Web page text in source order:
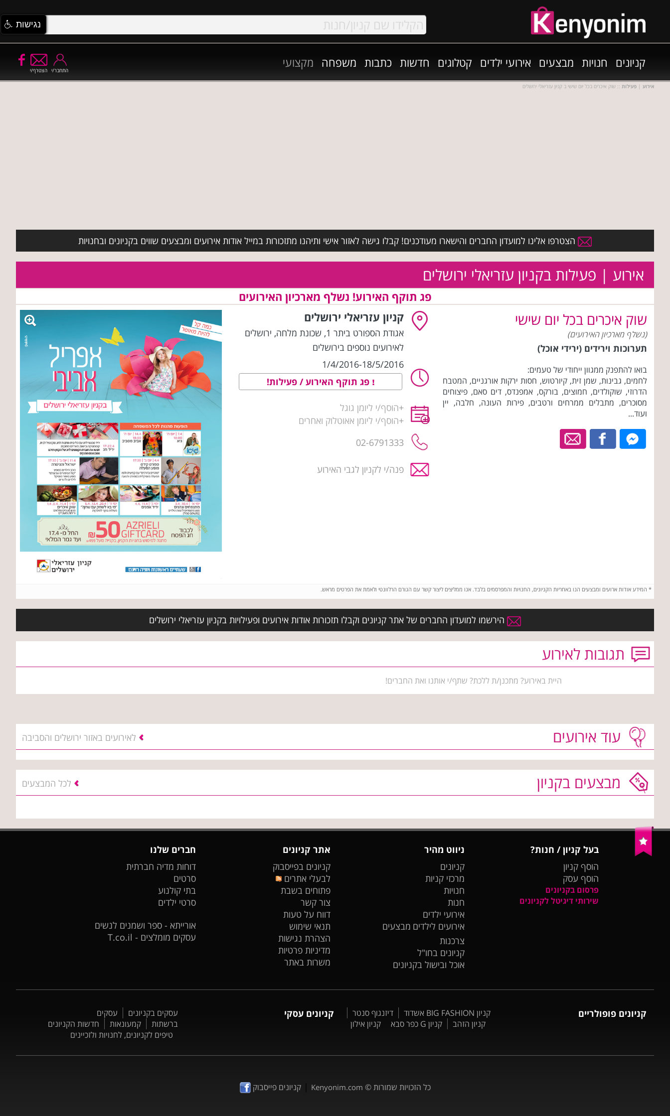
קניונים חנויות מבצעים אירועי ילדים קטלוגים חדשות כתבות משפחה מקצועי
הצטרף/י התחבר/י
אירוע | פעילות :: שוק איכרים בכל יום שישי ב קניון עזריאלי ירושלים
הצטרפו אלינו למועדון החברים והישארו מעודכנים! קבלו גישה לאזור אישי ותיהנו מתזכורות במייל אודות אירועים ומבצעים שווים בקניונים ובחנויות
אירוע | פעילות בקניון עזריאלי ירושלים
פג תוקף האירוע! נשלף מארכיון האירועים
שוק איכרים בכל יום שישי
(נשלף מארכיון האירועים)
תערוכות וירידים (ירידי אוכל)
בואו להתפנק ממגוון ייחודי של טעמים:
לחמים, גבינות, שמן זית, קיורטוש, חסות ירקות אורגניים, המטבח
הדרוזי, שוקולדים, חמוצים, בורקס, אמפנדס, דים סאם, פיצוחים
מסוכרים, מתבלים ממרחים ורטבים, פירות העונה, חלבה, יין
ועוד...
קניון עזריאלי ירושלים
אגודת הספורט ביתר 1, שכונת מלחה , ירושלים
לאירועים נוספים בירושלים
1/4/2016-18/5/2016
פג תוקף האירוע / פעילות!
+הוסף/י ליומן גוגל
+הוסף/י ליומן אאוטלוק ואחרים
02-6791333
פנה/י לקניון לגבי האירוע
* המידע אודות ארועים ומבצעים הנו באחריות הקניונים, החנויות והמפרסמים בלבד. אנו ממליצים ליצור קשר עם הגורם הרלוונטי ולאמת את הפרטים מראש.
הירשמו למועדון החברים של אתר קניונים וקבלו תזכורות אודות אירועים ופעילויות בקניון עזריאלי ירושלים
תגובות לאירוע
היית באירוע? מתכנן/ת ללכת? שתף/י אותנו ואת החברים!
עוד אירועים לאירועים באזור ירושלים והסביבה
מבצעים בקניון לכל המבצעים
בעל קניון / חנות?
הוסף קניון
הוסף עסק
פרסום בקניונים
שירותי דיגיטל לקניונים
ניווט מהיר
קניונים
מרכזי קניות
חנויות
חנות
אירועי ילדים
אירועים לילדים מבצעים
צרכנות
קניונים בחו"ל
אוכל ובישול בקניונים
אתר קניונים
קניונים בפייסבוק
לבעלי אתרים
פתוחים בשבת
צור קשר
דווח על טעות
תנאי שימוש
הצהרת נגישות
מדיניות פרטיות
משרות באתר
חברים שלנו
דוחות מדיה חברתית
סרטים
בתי קולנוע
סרטי ילדים
אורייתא - ספר ושמנים לנשים
עסקים מומלצים - T.co.il
קניונים פופולריים קניון BIG FASHION אשדוד
דיזנגוף סנטר
קניון הזהב
קניון G כפר סבא קניון אילון
קניונים עסקי עסקים בקניונים
עסקים
ברשתות
קמעונאות
חדשות הקניונים
טיפים לקניונים, לחנויות ולזכיינים
כל הזכויות שמורות © Kenyonim.com
|קניונים פייסבוק
נגישות